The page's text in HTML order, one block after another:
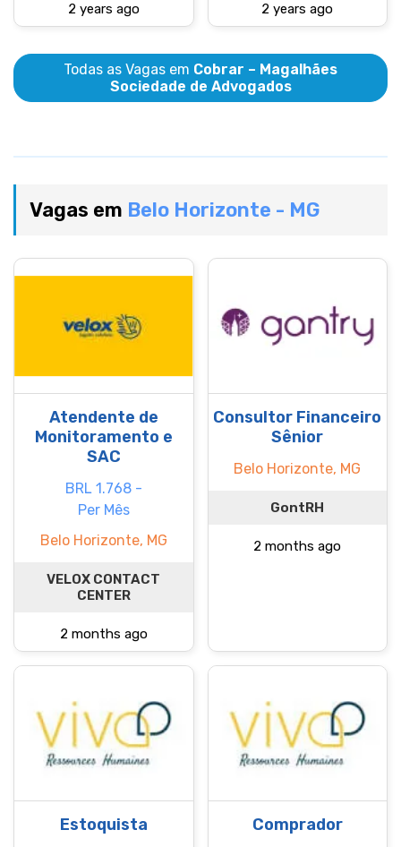
2 years ago 2 years ago
Todas as Vagas em Cobrar – Magalhães
Sociedade de Advogados
Vagas em Belo Horizonte - MG
Atendente de
Monitoramento e
SAC
BRL 1.768 -
Per Mês
Belo Horizonte, MG
VELOX CONTACT
CENTER
2 months ago
Consultor Financeiro
Sênior
Belo Horizonte, MG
GontRH
2 months ago
Estoquista Comprador